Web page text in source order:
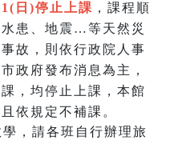
日)停止上課 ，課程順
患、地震…等天然災
故，則依行政院人事
政府發布消息為主，
，均停止上課，本館
依規定不補課。
，請各班自行辦理旅